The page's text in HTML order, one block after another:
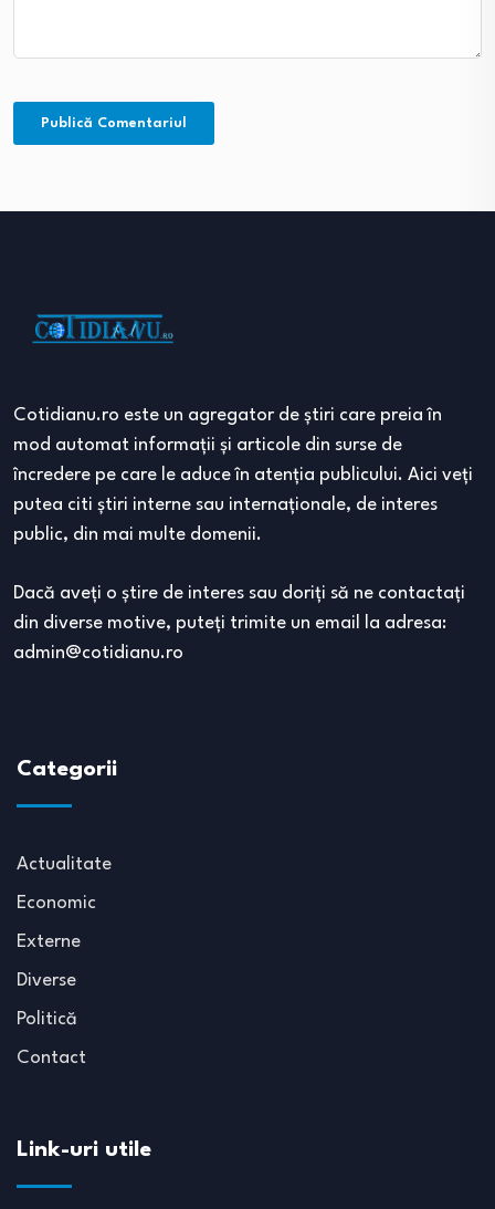
Cotidianu.ro este un agregator de ştiri care preia în
mod automat informaţii şi articole din surse de
încredere pe care le aduce în atenţia publicului. Aici veţi
putea citi ştiri interne sau internaţionale, de interes
public, din mai multe domenii.
Dacă aveţi o ştire de interes sau doriţi să ne contactaţi
din diverse motive, puteţi trimite un email la adresa:
admin@cotidianu.ro
Categorii
Actualitate
Economic
Externe
Diverse
Politică
Contact
Link-uri utile